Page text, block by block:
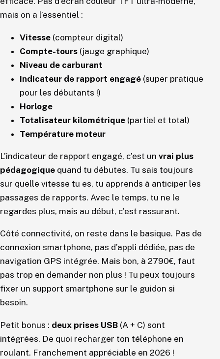
mais on a l’essentiel :
Vitesse (compteur digital)
Compte-tours (jauge graphique)
Niveau de carburant
Indicateur de rapport engagé (super pratique
pour les débutants !)
Horloge
Totalisateur kilométrique (partiel et total)
Température moteur
L’indicateur de rapport engagé, c’est un vrai plus
pédagogique quand tu débutes. Tu sais toujours
sur quelle vitesse tu es, tu apprends à anticiper les
passages de rapports. Avec le temps, tu ne le
regardes plus, mais au début, c’est rassurant.
Côté connectivité, on reste dans le basique. Pas de
connexion smartphone, pas d’appli dédiée, pas de
navigation GPS intégrée. Mais bon, à 2790€, faut
pas trop en demander non plus ! Tu peux toujours
fixer un support smartphone sur le guidon si
besoin.
Petit bonus : deux prises USB (A + C) sont
intégrées. De quoi recharger ton téléphone en
roulant. Franchement appréciable en 2026 !